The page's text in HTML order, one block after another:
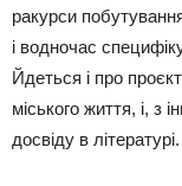
ракурси
і водночас
Йдеться і про
міського життя, і, з
досвіду в літературі.